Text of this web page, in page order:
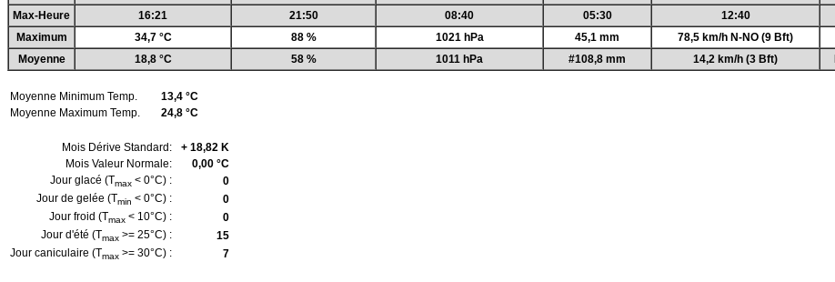
Max-Heure
16:21 21:50 08:40 05:30 12:40
Maximum
34,7 °C 88 % 1021 hPa 45,1 mm 78,5 km/h N-NO (9 Bft)
Moyenne
18,8 °C 58 % 1011 hPa #108,8 mm 14,2 km/h (3 Bft)
Moyenne Minimum Temp.
13,4 °C
Moyenne Maximum Temp.
24,8 °C
Mois Dérive Standard:
+ 18,82 K
Mois Valeur Normale:
0,00 °C
Jour glacé (Tmax < 0°C) :
0
Jour de gelée (Tmin < 0°C) :
0
Jour froid (Tmax < 10°C) :
0
Jour d'été (Tmax >= 25°C) :
15
Jour caniculaire (Tmax >= 30°C) : 7